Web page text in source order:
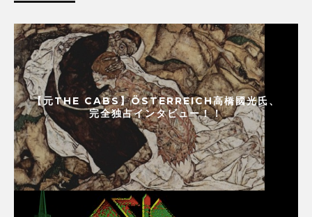
【元THE CABS】ÖSTERREICH高橋國光氏、
完全独占インタビュー！！